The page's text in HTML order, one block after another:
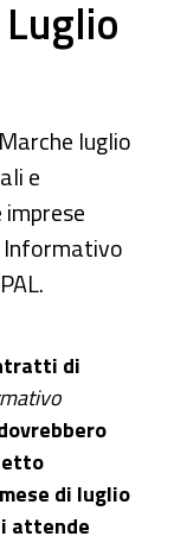
luglio
e
di
di luglio
attende